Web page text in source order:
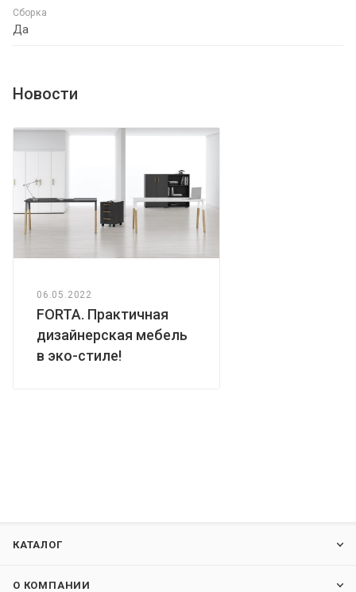
Сборка
Да
Новости
06.05.2022
FORTA. Практичная
дизайнерская мебель
в эко-стиле!
КАТАЛОГ
О КОМПАНИИ